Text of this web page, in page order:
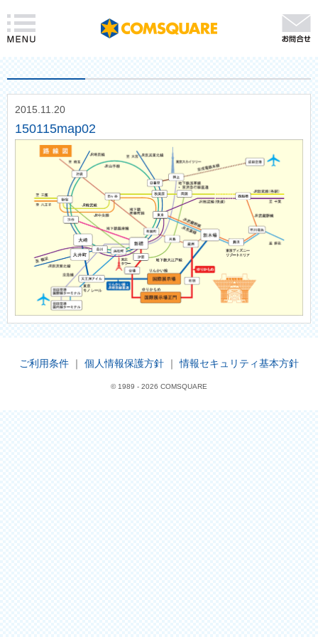
2015.11.20
150115map02
ご利用条件 ｜ 個人情報保護方針 ｜情報セキュリティ基本方針
© 1989 - 2026 COMSQUARE